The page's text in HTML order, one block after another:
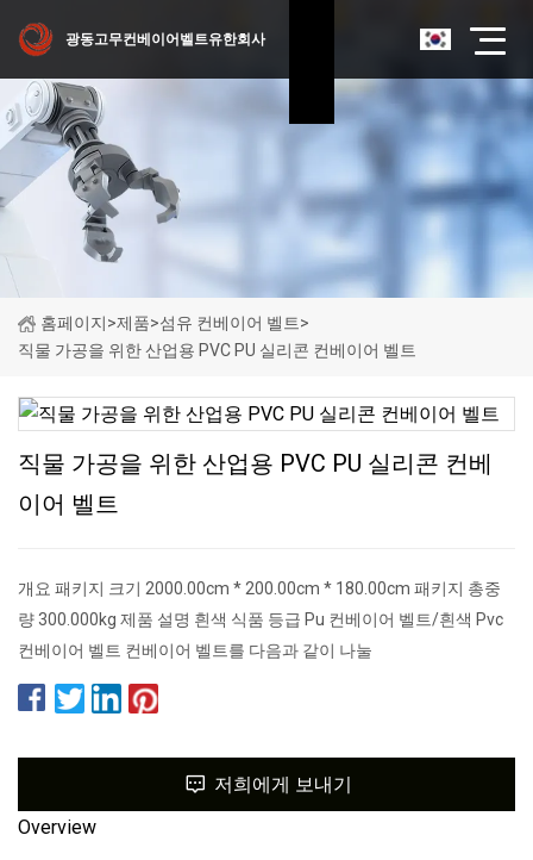
광동고무컨베이어벨트유한회사
홈페이지>제품>섬유 컨베이어 벨트>
직물 가공을 위한 산업용 PVC PU 실리콘 컨베이어 벨트
직물 가공을 위한 산업용 PVC PU 실리콘 컨베
이어 벨트
개요 패키지 크기 2000.00cm * 200.00cm * 180.00cm 패키지 총중
량 300.000kg 제품 설명 흰색 식품 등급 Pu 컨베이어 벨트/흰색 Pvc
컨베이어 벨트 컨베이어 벨트를 다음과 같이 나눌
저희에게 보내기
Overview